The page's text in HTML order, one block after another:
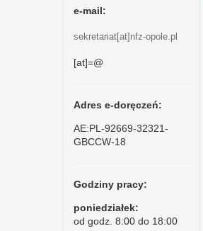
e-mail:
sekretariat[at]nfz-opole.pl
[at]=@
Adres e-doręczeń:
AE:PL-92669-32321-
GBCCW-18
Godziny pracy:
poniedziałek:
od godz. 8:00 do 18:00